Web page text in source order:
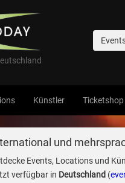
Künstler Ticketshop
und
Events, Locations und
verfügbar in Deutschland (